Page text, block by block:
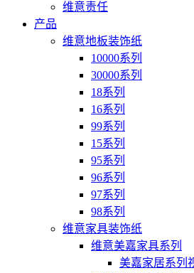
维意责任
产品
维意地板装饰纸
10000系列
30000系列
18系列
16系列
99系列
15系列
95系列
96系列
97系列
98系列
维意家具装饰纸
维意美嘉家具系列
美嘉家居系列